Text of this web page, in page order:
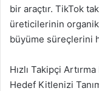
bir araçtır. TikTok
üreticilerinin
büyüme süreçlerini
Hızlı Takipçi Artırma
Hedef Kitlenizi